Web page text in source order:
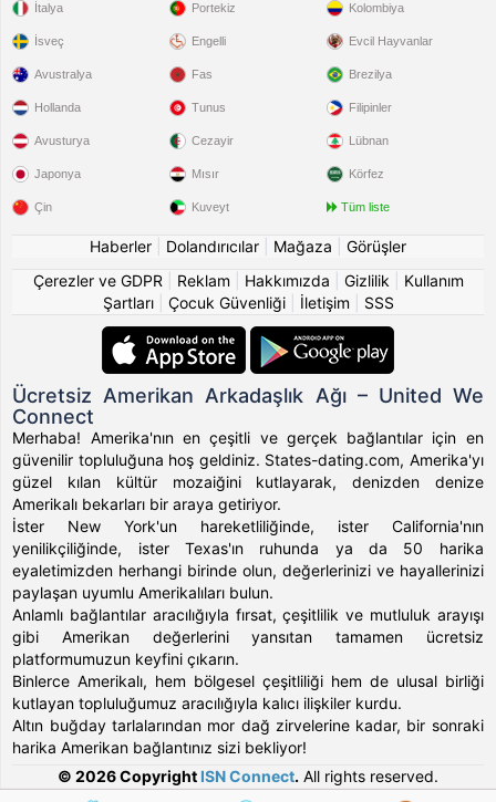
İtalya
İsveç
Portekiz
Engelli
Kolombiya
Evcil Hayvanlar
Avustralya
Hollanda
Avusturya
Japonya
Çin
Fas
Tunus
Cezayir
Mısır
Kuveyt
Brezilya
Filipinler
Lübnan
Körfez
Tüm liste
Haberler Dolandırıcılar Mağaza
Görüşler
Çerezler ve GDPR
Reklam Hakkımızda Gizlilik
Kullanım
Şartları| Çocuk Güvenliği| İletişim SSS
Ücretsiz Amerikan Arkadaşlık Ağı – United We
Connect
Merhaba! Amerika'nın en çeşitli ve gerçek bağlantılar için en
güvenilir topluluğuna hoş geldiniz. States-dating.com, Amerika'yı
güzel kılan kültür mozaiğini kutlayarak, denizden denize
Amerikalı bekarları bir araya getiriyor.
İster New York'un hareketliliğinde, ister California'nın
yenilikçiliğinde, ister Texas'ın ruhunda ya da 50 harika
eyaletimizden herhangi birinde olun, değerlerinizi ve hayallerinizi
paylaşan uyumlu Amerikalıları bulun.
Anlamlı bağlantılar aracılığıyla fırsat, çeşitlilik ve mutluluk arayışı
gibi Amerikan değerlerini yansıtan tamamen ücretsiz
platformumuzun keyfini çıkarın.
Binlerce Amerikalı, hem bölgesel çeşitliliği hem de ulusal birliği
kutlayan topluluğumuz aracılığıyla kalıcı ilişkiler kurdu.
Altın buğday tarlalarından mor dağ zirvelerine kadar, bir sonraki
harika Amerikan bağlantınız sizi bekliyor!
© 2026 Copyright ISN Connect. All rights reserved.